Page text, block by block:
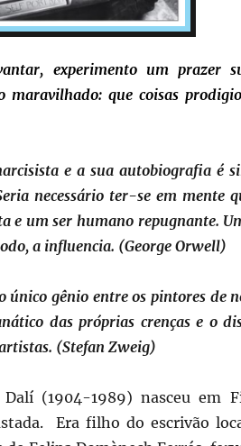
experimento um prazer
maravilhado: que coisas
e a sua autobiografia é
necessário ter-se em mente
e um ser humano repugnante.
a influencia. (George Orwell)
gênio entre os pintores de
das próprias crenças e o
(Stefan Zweig)
(1904-1989) nasceu em
Era filho do escrivão